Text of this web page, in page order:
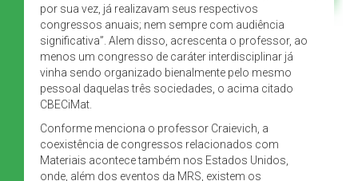
por sua vez, já realizavam seus respectivos
congressos anuais; nem sempre com audiência
significativa”. Alem disso, acrescenta o professor, ao
menos um congresso de caráter interdisciplinar já
vinha sendo organizado bienalmente pelo mesmo
pessoal daquelas três sociedades, o acima citado
CBECiMat.
Conforme menciona o professor Craievich, a
coexistência de congressos relacionados com
Materiais acontece também nos Estados Unidos,
onde, além dos eventos da MRS, existem os